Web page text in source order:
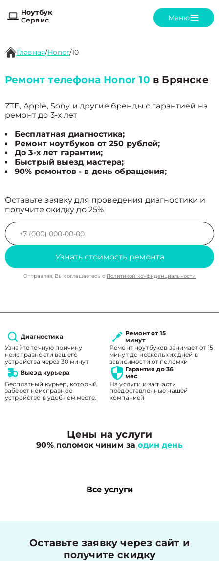
Ноутбук
Сервис
Меню
Главная/Honor/10
Ремонт телефона Honor 10 в Брянске
ZTE, Apple, Sony и другие бренды с гарантией на
ремонт до 3-х лет
Бесплатная диагностика;
Ремонт ноутбуков от 250 рублей;
До 3-х лет гарантии;
Быстрый выезд мастера;
90% ремонтов - в день обращения;
Оставьте заявку для проведения диагностики и
получите скидку до 25%
Узнать стоимость ремонта
Отправляя, Вы соглашаетесь с Политикой конфиденциальности
Диагностика
Узнайте точную причину
неисправности вашего
устройства через 30 минут
Ремонт от 15
минут
Ремонт ноутбуков занимает от 15
минут до нескольких дней в
зависимости от поломки
Выезд курьера
Бесплатный курьер, который
заберет неисправное
устройство в удобном месте.
Гарантия до 36
мес
На услуги и запчасти
предоставленные нашей
компанией
Цены на услуги
90% поломок чиним заодин день
Все услуги
Оставьте заявку через сайт и
получите скидку